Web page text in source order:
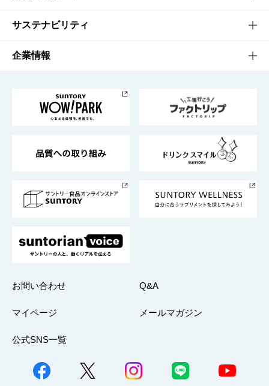
商品発売情報
栄養成分一覧
キャンペーン
工場見学
地域情報
文化・スポーツTOP
サントリーホール
サントリーサンバーズ大阪
サステナビリティ
サステナビリティTOP
サントリーが考えるサステナビリティ経営
企業情報
企業概要
採用情報
お問い合わせ Q&A
マイページ メールマガジン
公式SNS一覧